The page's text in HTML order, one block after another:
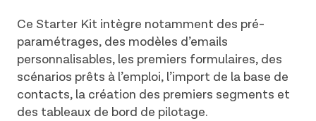
Ce Starter Kit intègre notamment des pré-
paramétrages, des modèles d’emails
personnalisables, les premiers formulaires, des
scénarios prêts à l’emploi, l’import de la base de
contacts, la création des premiers segments et
des tableaux de bord de pilotage.